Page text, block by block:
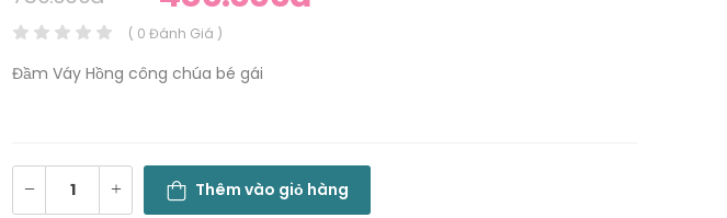
( 0 Đánh Giá )
Đầm Váy Hồng công chúa bé gái
Thêm vào giỏ hàng